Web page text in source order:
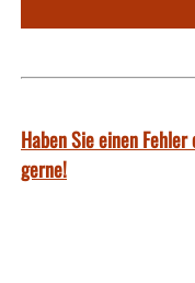
Haben Sie einen
gerne!